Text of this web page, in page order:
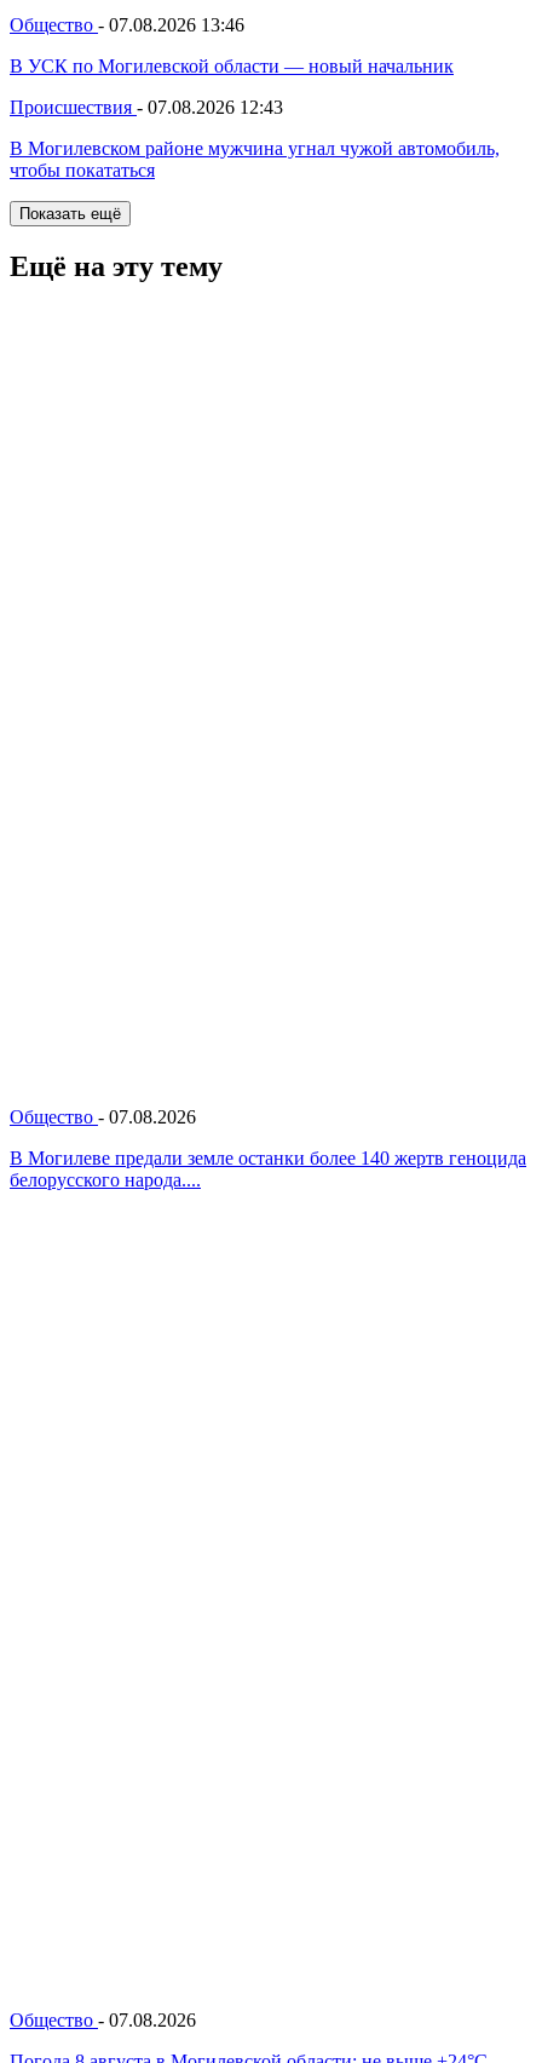
Общество - 07.08.2026 13:46
В УСК по Могилевской области — новый начальник
Происшествия - 07.08.2026 12:43
В Могилевском районе мужчина угнал чужой автомобиль,
чтобы покататься
Показать ещё
Ещё на эту тему
Общество - 07.08.2026
В Могилеве предали земле останки более 140 жертв геноцида
белорусского народа....
Общество - 07.08.2026